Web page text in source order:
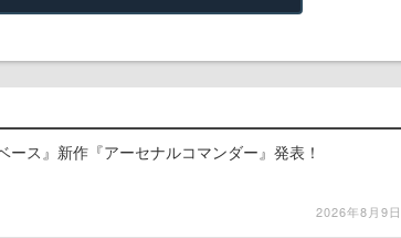
ース』新作『アーセナルコマンダー』発表！
2026年8月9日